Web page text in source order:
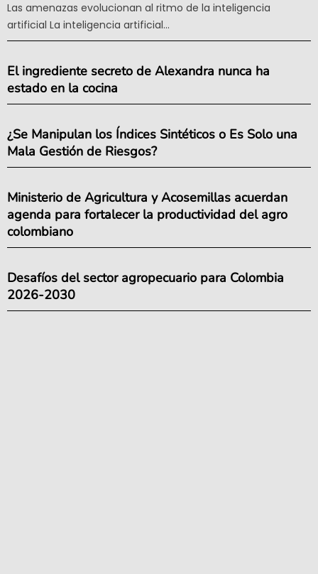
Las amenazas evolucionan al ritmo de la inteligencia
artificial La inteligencia artificial...
El ingrediente secreto de Alexandra nunca ha
estado en la cocina
¿Se Manipulan los Índices Sintéticos o Es Solo una
Mala Gestión de Riesgos?
Ministerio de Agricultura y Acosemillas acuerdan
agenda para fortalecer la productividad del agro
colombiano
Desafíos del sector agropecuario para Colombia
2026-2030